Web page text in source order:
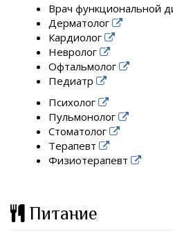
Врач функциональной
Дерматолог
Кардиолог
Невролог
Офтальмолог
Педиатр
Психолог
Пульмонолог
Стоматолог
Терапевт
Физиотерапевт
Питание